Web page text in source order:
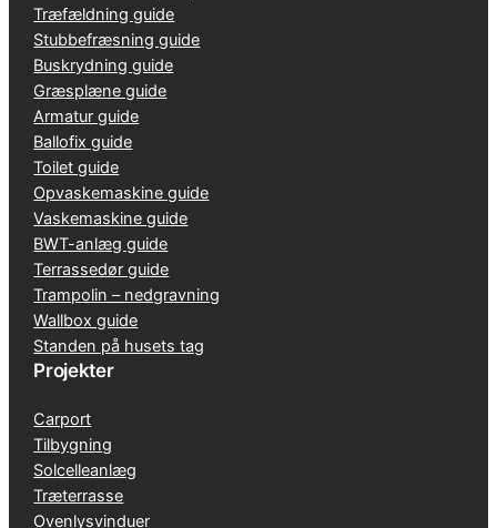
Træfældning guide
Stubbefræsning guide
Buskrydning guide
Græsplæne guide
Armatur guide
Ballofix guide
Toilet guide
Opvaskemaskine guide
Vaskemaskine guide
BWT-anlæg guide
Terrassedør guide
Trampolin – nedgravning
Wallbox guide
Standen på husets tag
Projekter
Carport
Tilbygning
Solcelleanlæg
Træterrasse
Ovenlysvinduer